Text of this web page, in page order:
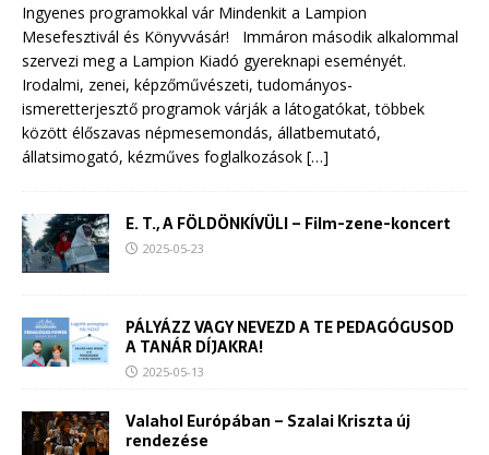
Ingyenes programokkal vár Mindenkit a Lampion
Mesefesztivál és Könyvvásár! Immáron második alkalommal
szervezi meg a Lampion Kiadó gyereknapi eseményét.
Irodalmi, zenei, képzőművészeti, tudományos-
ismeretterjesztő programok várják a látogatókat, többek
között élőszavas népmesemondás, állatbemutató,
állatsimogató, kézműves foglalkozások […]
E. T., A FÖLDÖNKÍVÜLI – Film-zene-koncert
2025-05-23
PÁLYÁZZ VAGY NEVEZD A TE PEDAGÓGUSOD
A TANÁR DÍJAKRA!
2025-05-13
Valahol Európában – Szalai Kriszta új
rendezése